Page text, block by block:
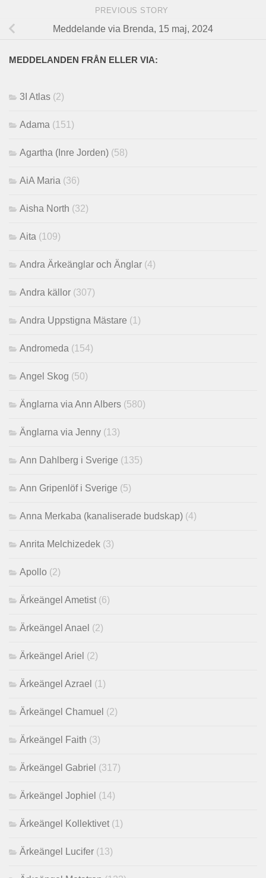
PREVIOUS STORY
Meddelande via Brenda, 15 maj, 2024
MEDDELANDEN FRÅN ELLER VIA:
3I Atlas (2)
Adama (151)
Agartha (Inre Jorden) (58)
AiA Maria (36)
Aisha North (32)
Aita (109)
Andra Ärkeänglar och Änglar (4)
Andra källor (307)
Andra Uppstigna Mästare (1)
Andromeda (154)
Angel Skog (50)
Änglarna via Ann Albers (580)
Änglarna via Jenny (13)
Ann Dahlberg i Sverige (135)
Ann Gripenlöf i Sverige (5)
Anna Merkaba (kanaliserade budskap) (4)
Anrita Melchizedek (3)
Apollo (2)
Ärkeängel Ametist (6)
Ärkeängel Anael (2)
Ärkeängel Ariel (2)
Ärkeängel Azrael (1)
Ärkeängel Chamuel (2)
Ärkeängel Faith (3)
Ärkeängel Gabriel (317)
Ärkeängel Jophiel (14)
Ärkeängel Kollektivet (1)
Ärkeängel Lucifer (13)